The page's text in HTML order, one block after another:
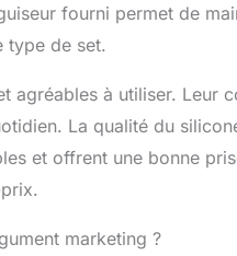
fourni permet de
type de set.
agréables à utiliser. Leur
La qualité du
et offrent une bonne
marketing ?